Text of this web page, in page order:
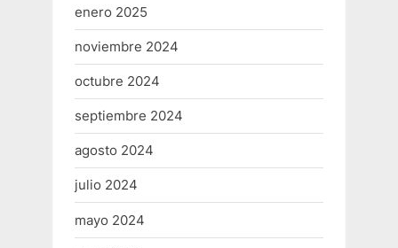
enero 2025
noviembre 2024
octubre 2024
septiembre 2024
agosto 2024
julio 2024
mayo 2024